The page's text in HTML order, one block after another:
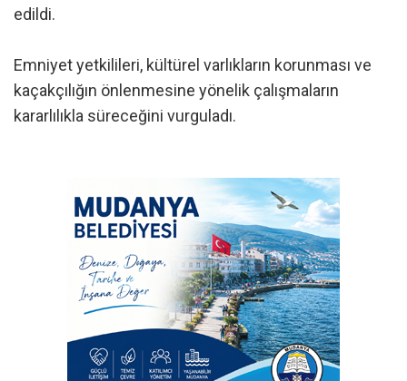
edildi.
Emniyet yetkilileri, kültürel varlıkların korunması ve
kaçakçılığın önlenmesine yönelik çalışmaların
kararlılıkla süreceğini vurguladı.